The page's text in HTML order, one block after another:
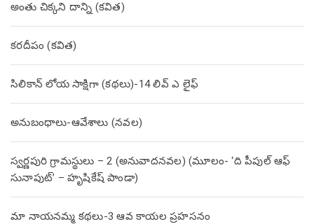
అంతు చిక్కని దాన్ని (కవిత)
కరదీపం (కవిత)
సిలికాన్ లోయ సాక్షిగా (కథలు)-14 లివ్ ఎ లైఫ్
అనుబంధాలు-ఆవేశాలు (నవల)
స్వర్ణపురి గ్రామస్థులు – 2 (అనువాదనవల) (మూలం- ‘ది పీపుల్ ఆఫ్
సునాపుట్’ – హృషికేష్ పాండా)
మా నాయనమ్మ కథలు-3 ఆవ కాయల ప్రహసనం